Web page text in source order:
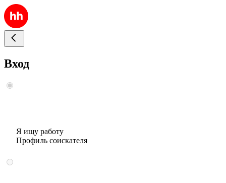
Вход
Я ищу работу
Профиль соискателя